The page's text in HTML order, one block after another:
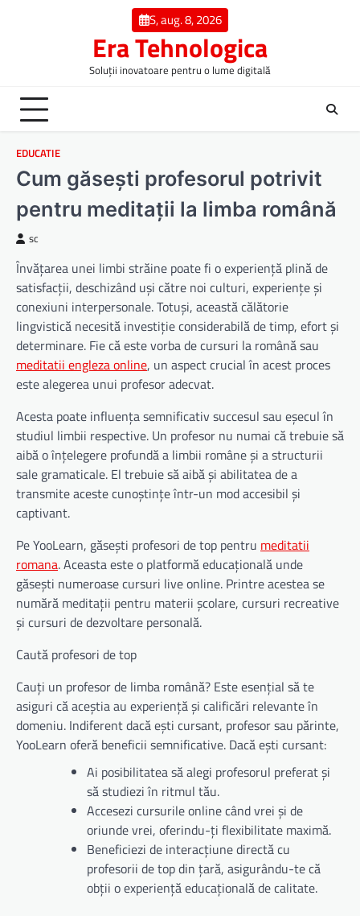
S, aug. 8, 2026
Era Tehnologica
Soluții inovatoare pentru o lume digitală
EDUCATIE
Cum găsești profesorul potrivit
pentru meditații la limba română
sc
Învățarea unei limbi străine poate fi o experiență plină de
satisfacții, deschizând uși către noi culturi, experiențe și
conexiuni interpersonale. Totuși, această călătorie
lingvistică necesită investiție considerabilă de timp, efort și
determinare. Fie că este vorba de cursuri la română sau
meditatii engleza online, un aspect crucial în acest proces
este alegerea unui profesor adecvat.
Acesta poate influența semnificativ succesul sau eșecul în
studiul limbii respective. Un profesor nu numai că trebuie să
aibă o înțelegere profundă a limbii române și a structurii
sale gramaticale. El trebuie să aibă și abilitatea de a
transmite aceste cunoștințe într-un mod accesibil și
captivant.
Pe YooLearn, găsești profesori de top pentru meditatii
romana. Aceasta este o platformă educațională unde
găsești numeroase cursuri live online. Printre acestea se
numără meditații pentru materii școlare, cursuri recreative
și cursuri de dezvoltare personală.
Caută profesori de top
Cauți un profesor de limba română? Este esențial să te
asiguri că aceștia au experiență și calificări relevante în
domeniu. Indiferent dacă ești cursant, profesor sau părinte,
YooLearn oferă beneficii semnificative. Dacă ești cursant:
Ai posibilitatea să alegi profesorul preferat și
să studiezi în ritmul tău.
Accesezi cursurile online când vrei și de
oriunde vrei, oferindu-ți flexibilitate maximă.
Beneficiezi de interacțiune directă cu
profesorii de top din țară, asigurându-te că
obții o experiență educațională de calitate.